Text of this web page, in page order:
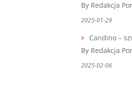
By Redakcja
2025-01-29
Candino –
By Redakcja
2025-02-06